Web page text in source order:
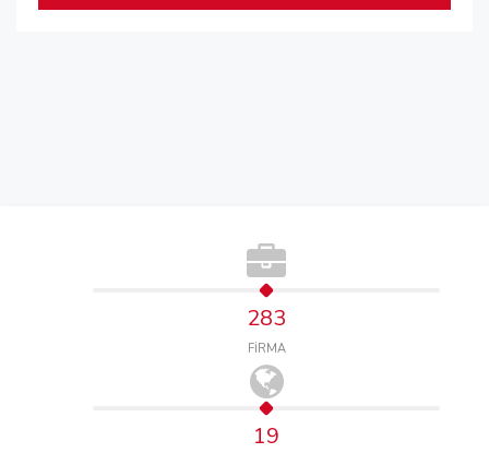
283
FİRMA
19